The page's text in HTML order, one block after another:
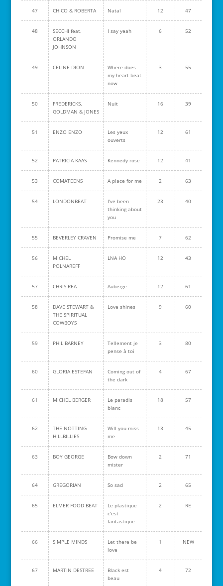
47 CHICO & ROBERTA Natal 12 47
48
SECCHI feat.
ORLANDO
JOHNSON
I say yeah 6 52
49 CELINE DION
Where does
my heart beat
now
3 55
50
FREDERICKS,
GOLDMAN & JONES
Nuit 16 39
51 ENZO ENZO
Les yeux
ouverts
12 61
52 PATRICIA KAAS Kennedy rose 12 41
53 COMATEENS A place for me 2 63
54 LONDONBEAT
I've been
thinking about
you
23 40
55 BEVERLEY CRAVEN Promise me 7 62
56
MICHEL
POLNAREFF
LNA HO 12 43
57 CHRIS REA Auberge 12 61
58
DAVE STEWART &
THE SPIRITUAL
COWBOYS
Love shines 9 60
59 PHIL BARNEY
Tellement je
pense à toi
3 80
60 GLORIA ESTEFAN
Coming out of
the dark
4 67
61 MICHEL BERGER
Le paradis
blanc
18 57
62
THE NOTTING
HILLBILLIES
Will you miss
me
13 45
63 BOY GEORGE
Bow down
mister
2 71
64 GREGORIAN So sad 2 65
65 ELMER FOOD BEAT
Le plastique
c'est
fantastique
2 RE
66 SIMPLE MINDS
Let there be
love
1 NEW
67 MARTIN DESTREE
Black est
beau
4 72